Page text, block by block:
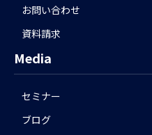
お問い合わせ
資料請求
Media
セミナー
ブログ